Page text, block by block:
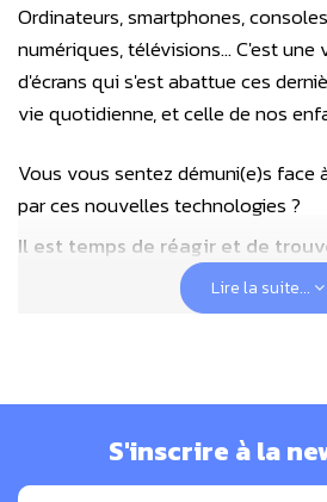
Ordinateurs, smartphones,
numériques, télévisions... C'est
d'écrans qui s'est abattue ces
vie quotidienne, et celle de nos
Vous vous sentez démuni(e)s face
par ces nouvelles technologies ?
Il est temps de réagir et de
pour libérer vos enfants de
de préserver leur
protégeant de l'addiction aux
Suivez les conseils de l'auteur pour
Lire la suite...
S'inscrire à la